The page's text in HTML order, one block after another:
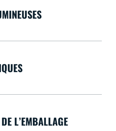
L’EMBALLAGE